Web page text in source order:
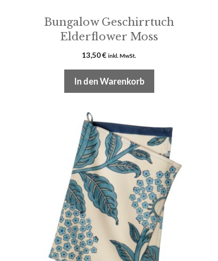
Bungalow Geschirrtuch
Elderflower Moss
13,50€ inkl. MwSt.
In den Warenkorb